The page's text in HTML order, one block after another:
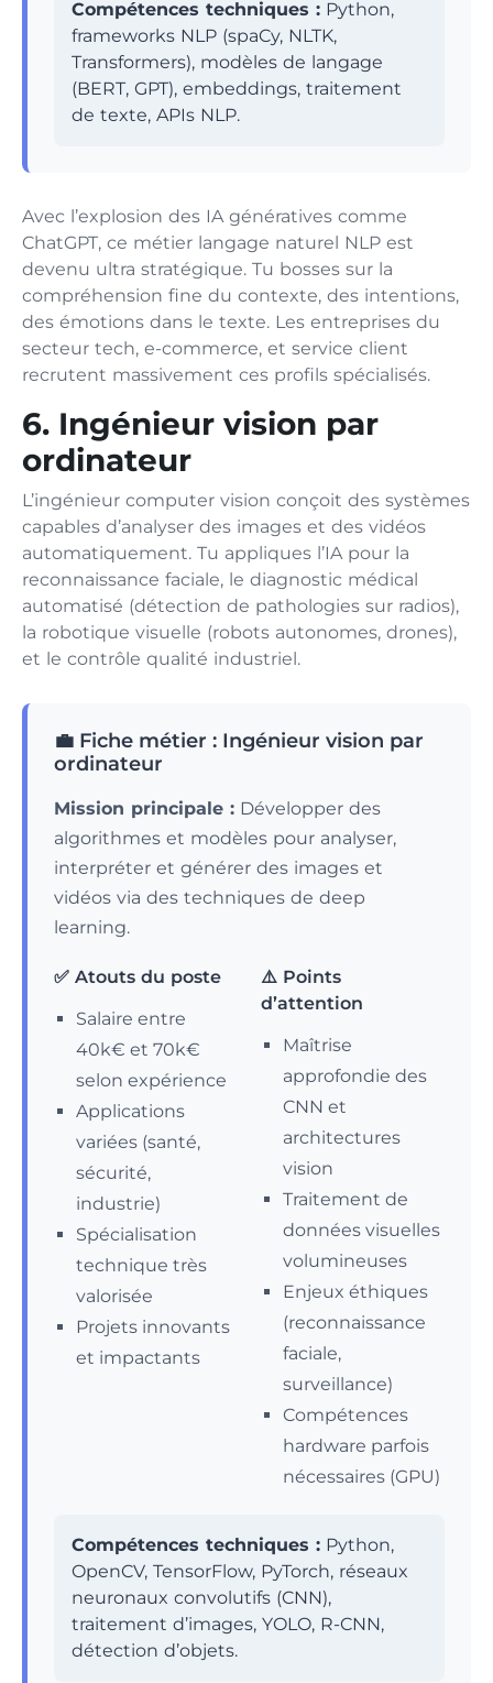
Compétences techniques : Python,
frameworks NLP (spaCy, NLTK,
Transformers), modèles de langage
(BERT, GPT), embeddings, traitement
de texte, APIs NLP.
Avec l’explosion des IA génératives comme
ChatGPT, ce métier langage naturel NLP est
devenu ultra stratégique. Tu bosses sur la
compréhension fine du contexte, des intentions,
des émotions dans le texte. Les entreprises du
secteur tech, e-commerce, et service client
recrutent massivement ces profils spécialisés.
6. Ingénieur vision par
ordinateur
L’ingénieur computer vision conçoit des systèmes
capables d’analyser des images et des vidéos
automatiquement. Tu appliques l’IA pour la
reconnaissance faciale, le diagnostic médical
automatisé (détection de pathologies sur radios),
la robotique visuelle (robots autonomes, drones),
et le contrôle qualité industriel.
💼 Fiche métier : Ingénieur vision par
ordinateur
Mission principale : Développer des
algorithmes et modèles pour analyser,
interpréter et générer des images et
vidéos via des techniques de deep
learning.
✅ Atouts du poste
Salaire entre
40k€ et 70k€
selon expérience
Applications
variées (santé,
sécurité,
industrie)
Spécialisation
technique très
valorisée
Projets innovants
et impactants
⚠️ Points
d’attention
Maîtrise
approfondie des
CNN et
architectures
vision
Traitement de
données visuelles
volumineuses
Enjeux éthiques
(reconnaissance
faciale,
surveillance)
Compétences
hardware parfois
nécessaires (GPU)
Compétences techniques : Python,
OpenCV, TensorFlow, PyTorch, réseaux
neuronaux convolutifs (CNN),
traitement d’images, YOLO, R-CNN,
détection d’objets.